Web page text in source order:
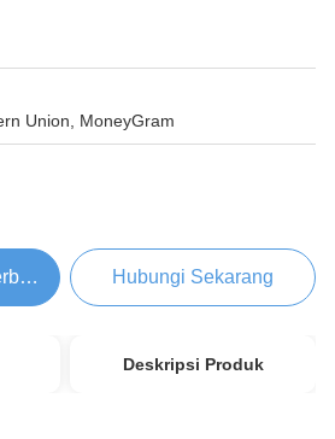
Union, MoneyGram
Hubungi Sekarang
Deskripsi Produk